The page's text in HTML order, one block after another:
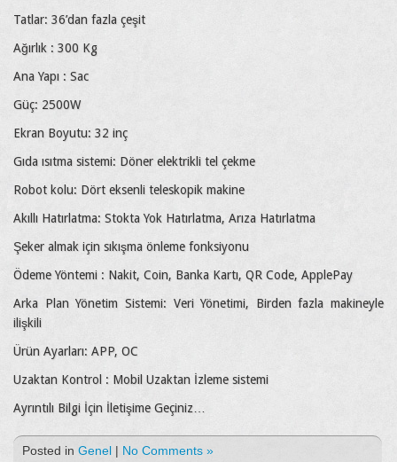
Tatlar: 36’dan fazla çeşit
Ağırlık : 300 Kg
Ana Yapı : Sac
Güç: 2500W
Ekran Boyutu: 32 inç
Gıda ısıtma sistemi: Döner elektrikli tel çekme
Robot kolu: Dört eksenli teleskopik makine
Akıllı Hatırlatma: Stokta Yok Hatırlatma, Arıza Hatırlatma
Şeker almak için sıkışma önleme fonksiyonu
Ödeme Yöntemi : Nakit, Coin, Banka Kartı, QR Code, ApplePay
Arka Plan Yönetim Sistemi: Veri Yönetimi, Birden fazla makineyle
ilişkili
Ürün Ayarları: APP, OC
Uzaktan Kontrol : Mobil Uzaktan İzleme sistemi
Ayrıntılı Bilgi İçin İletişime Geçiniz…
Posted in Genel | No Comments »